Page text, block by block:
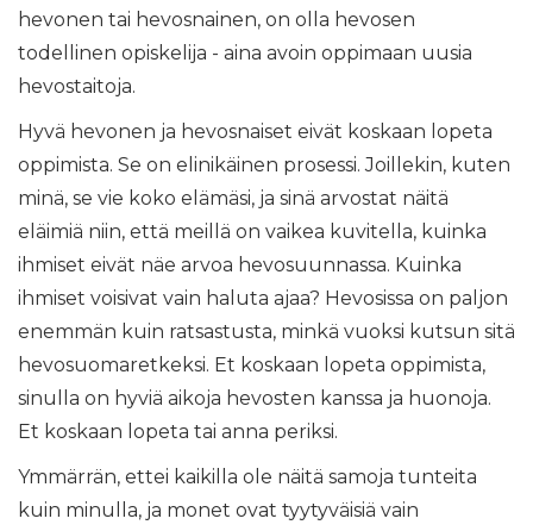
hevonen tai hevosnainen, on olla hevosen
todellinen opiskelija - aina avoin oppimaan uusia
hevostaitoja.
Hyvä hevonen ja hevosnaiset eivät koskaan lopeta
oppimista. Se on elinikäinen prosessi. Joillekin, kuten
minä, se vie koko elämäsi, ja sinä arvostat näitä
eläimiä niin, että meillä on vaikea kuvitella, kuinka
ihmiset eivät näe arvoa hevosuunnassa. Kuinka
ihmiset voisivat vain haluta ajaa? Hevosissa on paljon
enemmän kuin ratsastusta, minkä vuoksi kutsun sitä
hevosuomaretkeksi. Et koskaan lopeta oppimista,
sinulla on hyviä aikoja hevosten kanssa ja huonoja.
Et koskaan lopeta tai anna periksi.
Ymmärrän, ettei kaikilla ole näitä samoja tunteita
kuin minulla, ja monet ovat tyytyväisiä vain